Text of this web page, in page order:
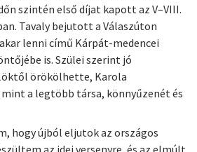
szintén első díjat kapott az V–VIII.
Tavaly bejutott a Válaszúton
lenni című Kárpát-medencei
is. Szülei szerint jó
örökölhette, Karola
a legtöbb társa, könnyűzenét és
hogy újból eljutok az országos
az idei versenyre, és az elmúlt